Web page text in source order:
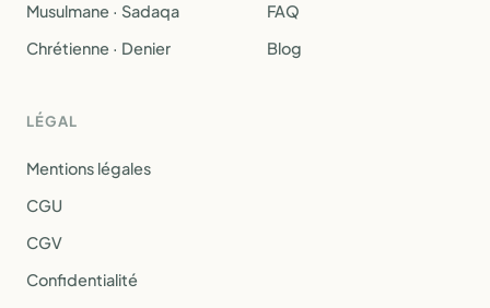
Musulmane · Sadaqa
Chrétienne · Denier
FAQ
Blog
LÉGAL
Mentions légales
CGU
CGV
Confidentialité